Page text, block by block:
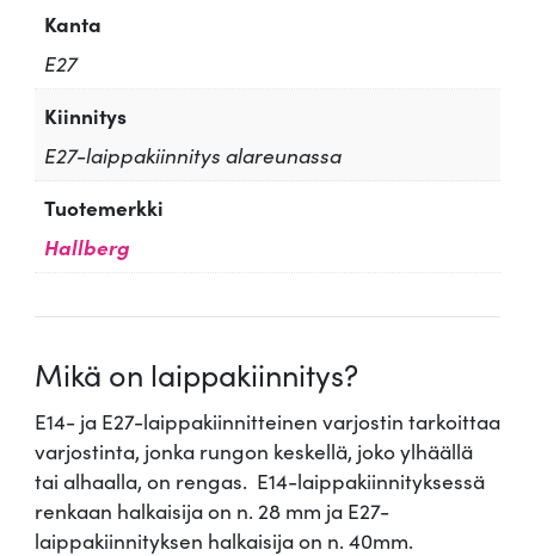
Kanta
E27
Kiinnitys
E27-laippakiinnitys alareunassa
Tuotemerkki
Hallberg
Mikä on laippakiinnitys?
E14- ja E27-laippakiinnitteinen varjostin tarkoittaa
varjostinta, jonka rungon keskellä, joko ylhäällä
tai alhaalla, on rengas. E14-laippakiinnityksessä
renkaan halkaisija on n. 28 mm ja E27-
laippakiinnityksen halkaisija on n. 40mm.